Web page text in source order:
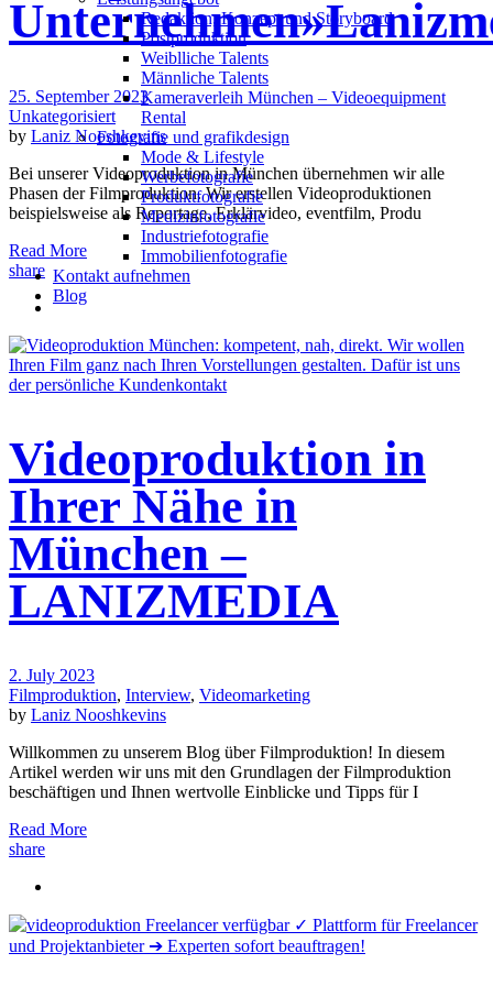
Redak­ti­on, Kon­zept und Storyboard
Post­pro­duk­ti­on
Weiblliche Talents
Männliche Talents
Kameraverleih München – Videoequipment
Rental
Fotografie und grafikdesign
Mode & Lifestyle
Werbefotografie
Produktfotografie
Medizinfotografie
Industriefotografie
Immobilienfotografie
Kontakt aufnehmen
Blog
25. September 2023
Unkategorisiert
by Laniz Nooshkevins
Bei unserer Videoproduktion in München übernehmen wir alle
Phasen der Filmproduktion. Wir erstellen Videoproduktionen
beispielsweise als Reportage, Erklärvideo, eventfilm, Produ
Read More
share
Videoproduktion in
Ihrer Nähe in
München –
LANIZMEDIA
2. July 2023
Filmproduktion, Interview, Videomarketing
by Laniz Nooshkevins
Willkommen zu unserem Blog über Filmproduktion! In diesem
Artikel werden wir uns mit den Grundlagen der Filmproduktion
beschäftigen und Ihnen wertvolle Einblicke und Tipps für I
Read More
share